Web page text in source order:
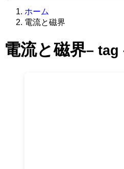
ホーム
電流と磁界
電流と磁界– tag